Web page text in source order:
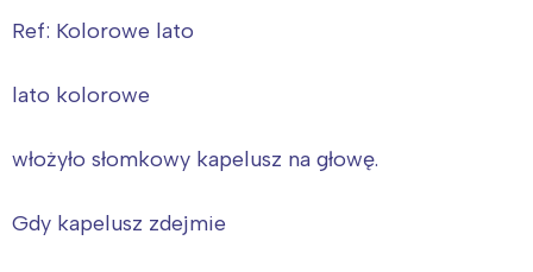
Ref: Kolorowe lato
lato kolorowe
włożyło słomkowy kapelusz na głowę.
Gdy kapelusz zdejmie